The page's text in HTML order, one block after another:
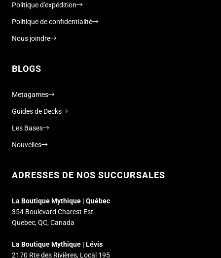
Politique d'expédition
Politique de confidentialité
Nous joindre
BLOGS
Metagames
Guides de Decks
Les Bases
Nouvelles
ADRESSES DE NOS SUCCURSALES
La Boutique Mythique | Québec
354 Boulevard Charest Est
Quebec, QC, Canada
La Boutique Mythique | Lévis
2170 Rte des Rivières, Local 195